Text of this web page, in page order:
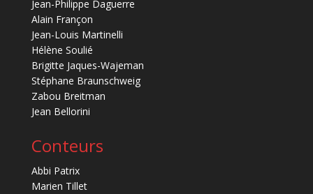
Jean-Philippe Daguerre
Alain Françon
Jean-Louis Martinelli
Hélène Soulié
Brigitte Jaques-Wajeman
Stéphane Braunschweig
Zabou Breitman
Jean Bellorini
Conteurs
Abbi Patrix
Marien Tillet